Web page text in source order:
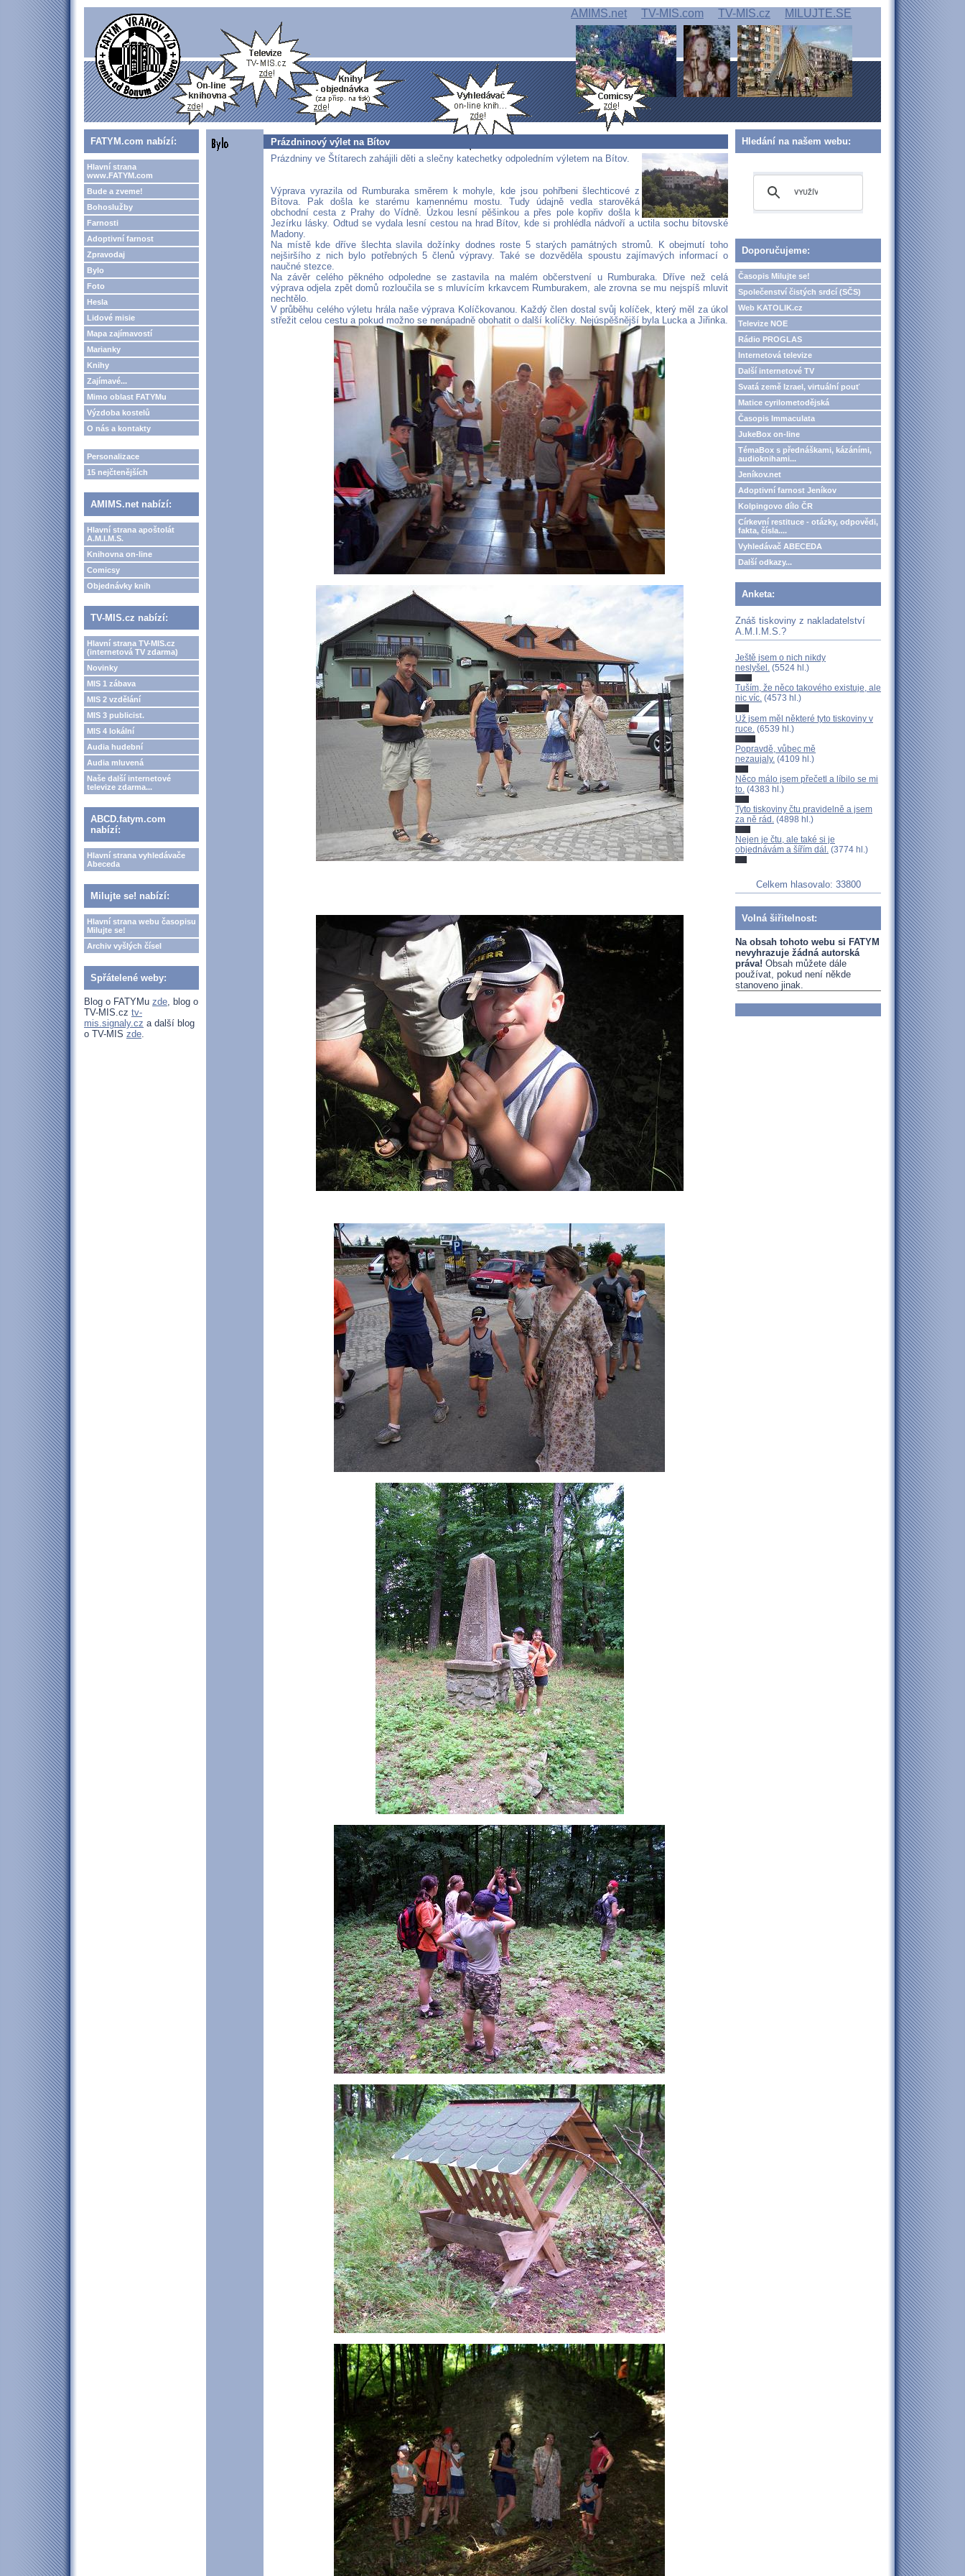
AMIMS.net TV-MIS.com TV-MIS.cz MILUJTE.SE
FATYM.com nabízí:
Hlavní strana
www.FATYM.com
Bude a zveme!
Bohoslužby
Farnosti
Adoptivní farnost
Zpravodaj
Bylo
Foto
Hesla
Lidové misie
Mapa zajímavostí
Marianky
Knihy
Zajímavé...
Mimo oblast FATYMu
Výzdoba kostelů
O nás a kontakty
Personalizace
15 nejčtenějších
AMIMS.net nabízí:
Hlavní strana apoštolát
A.M.I.M.S.
Knihovna on-line
Comicsy
Objednávky knih
TV-MIS.cz nabízí:
Hlavní strana TV-MIS.cz
(internetová TV zdarma)
Novinky
MIS 1 zábava
MIS 2 vzdělání
MIS 3 publicist.
MIS 4 lokální
Audia hudební
Audia mluvená
Naše další internetové
televize zdarma...
ABCD.fatym.com
nabízí:
Hlavní strana vyhledávače
Abeceda
Milujte se! nabízí:
Hlavní strana webu časopisu
Milujte se!
Archiv vyšlých čísel
Spřátelené weby:
Blog o FATYMu zde, blog o
TV-MIS.cz tv-
mis.signaly.cz a další blog
o TV-MIS zde.
Prázdninový výlet na Bítov
Prázdniny ve Štítarech zahájili děti a slečny katechetky odpoledním výletem na Bítov.
Výprava vyrazila od Rumburaka směrem k mohyle, kde jsou pohřbeni šlechticové z
Bítova. Pak došla ke starému kamennému mostu. Tudy údajně vedla starověká
obchodní cesta z Prahy do Vídně. Úzkou lesní pěšinkou a přes pole kopřiv došla k
Jezírku lásky. Odtud se vydala lesní cestou na hrad Bítov, kde si prohlédla nádvoří a uctila sochu bítovské
Madony.
Na místě kde dříve šlechta slavila dožínky dodnes roste 5 starých památných stromů. K obejmutí toho
nejširšího z nich bylo potřebných 5 členů výpravy. Také se dozvěděla spoustu zajímavých informací o
naučné stezce.
Na závěr celého pěkného odpoledne se zastavila na malém občerstvení u Rumburaka. Dříve než celá
výprava odjela zpět domů rozloučila se s mluvícím krkavcem Rumburakem, ale zrovna se mu nejspíš mluvit
nechtělo.
V průběhu celého výletu hrála naše výprava Kolíčkovanou. Každý člen dostal svůj kolíček, který měl za úkol
střežit celou cestu a pokud možno se nenápadně obohatit o další kolíčky. Nejúspěšnější byla Lucka a Jiřinka.
Hledání na našem webu:
Doporučujeme:
Časopis Milujte se!
Společenství čistých srdcí (SČS)
Web KATOLIK.cz
Televize NOE
Rádio PROGLAS
Internetová televize
Další internetové TV
Svatá země Izrael, virtuální pouť
Matice cyrilometodějská
Časopis Immaculata
JukeBox on-line
TémaBox s přednáškami, kázáními,
audioknihami...
Jeníkov.net
Adoptivní farnost Jeníkov
Kolpingovo dílo ČR
Církevní restituce - otázky, odpovědi,
fakta, čísla....
Vyhledávač ABECEDA
Další odkazy...
Anketa:
Znáš tiskoviny z nakladatelství
A.M.I.M.S.?
Ještě jsem o nich nikdy
neslyšel. (5524 hl.)
Tuším, že něco takového existuje, ale
nic víc. (4573 hl.)
Už jsem měl některé tyto tiskoviny v
ruce. (6539 hl.)
Popravdě, vůbec mě
nezaujaly. (4109 hl.)
Něco málo jsem přečetl a líbilo se mi
to. (4383 hl.)
Tyto tiskoviny čtu pravidelně a jsem
za ně rád. (4898 hl.)
Nejen je čtu, ale také si je
objednávám a šířím dál. (3774 hl.)
Celkem hlasovalo: 33800
Volná šiřitelnost:
Na obsah tohoto webu si FATYM
nevyhrazuje žádná autorská
práva! Obsah můžete dále
používat, pokud není někde
stanoveno jinak.